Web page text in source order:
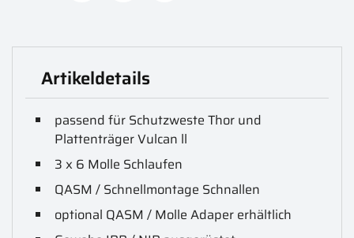
Artikeldetails
passend für Schutzweste Thor und
Plattenträger Vulcan ll
3 x 6 Molle Schlaufen
QASM / Schnellmontage Schnallen
optional QASM / Molle Adaper erhältlich